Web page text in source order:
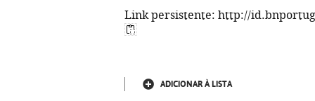
Link persistente: http://
ADICIONAR À LISTA